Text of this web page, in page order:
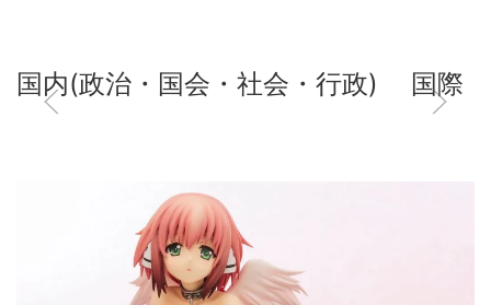
国内(政治・国会・社会・行政) 国際